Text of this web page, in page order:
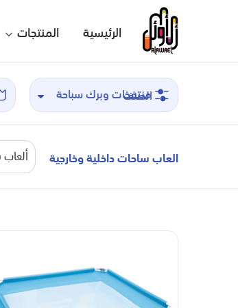
الرئيسية المنتجات
منتفخات وبرك سباحة
العاب ساحات داخلية وخارجية
منتفخات وبرك سباحة
الصنف
العاب ساحات داخلية وخارجية